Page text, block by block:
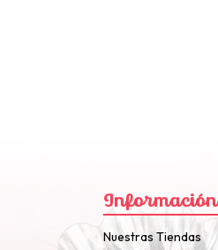
Información
Nuestras Tiendas